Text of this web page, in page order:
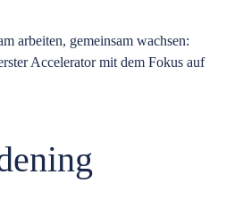
arbeiten, gemeinsam wachsen:
Accelerator mit dem Fokus auf